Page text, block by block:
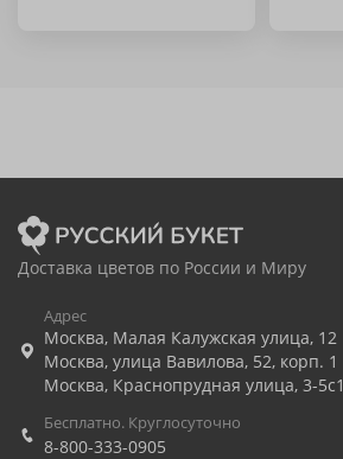
Доставка цветов по России и Миру
Адрес
Москва, Малая Калужская улица, 12
Москва, улица Вавилова, 52, корп. 1
Москва, Краснопрудная улица, 3-5с1
Бесплатно. Круглосуточно
8-800-333-0905